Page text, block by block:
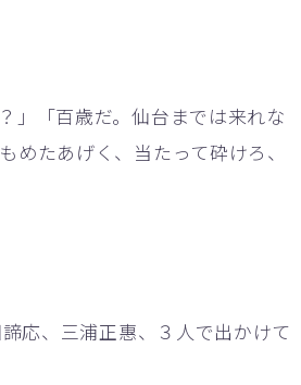
」「百歳だ。仙台までは来れな
たあげく、当たって砕けろ、
応、三浦正惠、３人で出かけて